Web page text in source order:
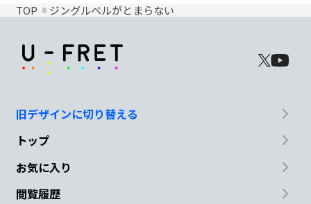
TOP ジングルベルがとまらない
旧デザインに切り替える
トップ
お気に入り
閲覧履歴